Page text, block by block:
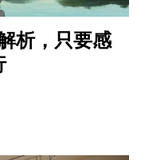
析，只要感